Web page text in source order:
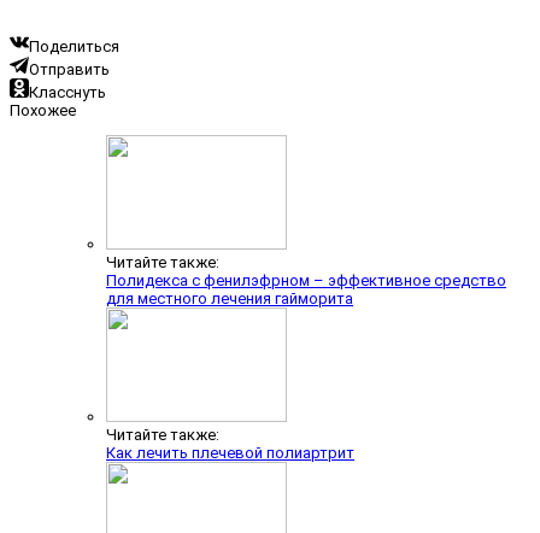
Поделиться
Отправить
Класснуть
Похожее
Читайте также:
Полидекса с фенилэфрном – эффективное средство
для местного лечения гайморита
Читайте также:
Как лечить плечевой полиартрит